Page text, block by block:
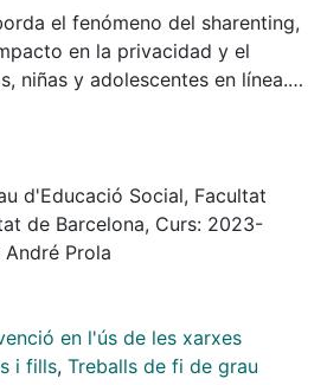
el fenómeno del sharenting,
en la privacidad y el
niñas y adolescentes en línea.
un programa preventivo
prácticas más seguras en el uso
ello, se diseña una intervención
estos peligros de manera
Este trabajo comprende
del sharenting, así como la
para mitigar estos
importancia de la educación
d'Educació Social, Facultat
de Barcelona, Curs: 2023-
Prola
en l'ús de les xarxes
i fills, Treballs de fi de grau